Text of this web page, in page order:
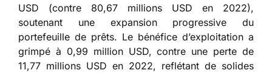
USD (contre 80,67 millions USD en 2022),
soutenant une expansion progressive du
portefeuille de prêts. Le bénéfice d’exploitation a
grimpé à 0,99 million USD, contre une perte de
11,77 millions USD en 2022, reflétant de solides